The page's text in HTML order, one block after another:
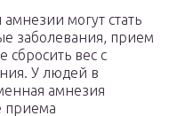
могут стать
заболевания, прием
сбросить вес с
У людей в
амнезия
приема